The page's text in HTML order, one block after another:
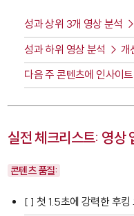
성과 상위 3개 영상 분석
성과 하위 영상 분석 → 개
다음 주 콘텐츠에 인사이
실전 체크리스트: 영상
콘텐츠 품질:
[ ] 첫 1.5초에 강력한 후킹